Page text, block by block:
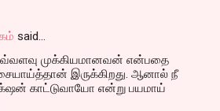
said…
முக்கியமானவன் என்பதை
இருக்கிறது. ஆனால் நீ
காட்டுவாயோ என்று பயமாய்